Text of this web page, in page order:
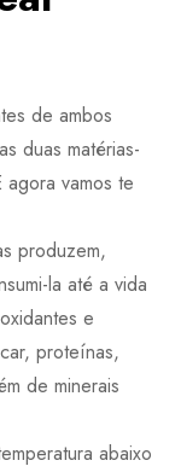
de ambos
duas matérias-
vamos te
produzem,
la até a vida
e
proteínas,
de minerais
abaixo